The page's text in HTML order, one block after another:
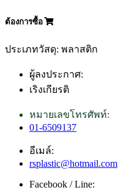
ต้องการซื้อ
ประเภทวัสดุ: พลาสติก
ผู้ลงประกาศ:
เริงเกียรติ
หมายเลขโทรศัพท์:
01-6509137
อีเมล์:
rsplastic@hotmail.com
Facebook / Line: